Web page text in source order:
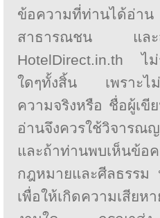
ข้อความที่ท่านได้อ่าน
สาธารณชน และส่
HotelDirect.in.th ไ
ใดๆทั้งสิ้น เพราะไม่
ความจริงหรือ ชื่อผู้เขี
อ่านจึงควรใช้วิจารณ
และถ้าท่านพบเห็นข้อ
กฎหมายและศีลธรรม
เพื่อให้เกิดความเสีย